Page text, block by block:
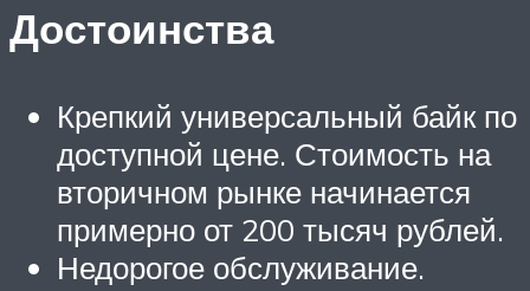
Достоинства
Крепкий универсальный байк по
доступной цене. Стоимость на
вторичном рынке начинается
примерно от 200 тысяч рублей.
Недорогое обслуживание.